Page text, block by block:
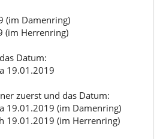
(im Damenring)
(im Herrenring)
Datum:
19.01.2019
zuerst und das Datum:
19.01.2019 (im Damenring)
19.01.2019 (im Herrenring)